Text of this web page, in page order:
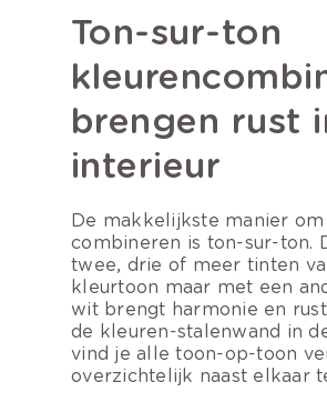
Ton-sur-ton
brengen rust
interieur
De makkelijkste manier
combineren is ton-sur-ton.
twee, drie of meer tinten
kleurtoon maar met een
wit brengt harmonie en
de kleuren-stalenwand in
vind je alle toon-op-toon
overzichtelijk naast elkaar